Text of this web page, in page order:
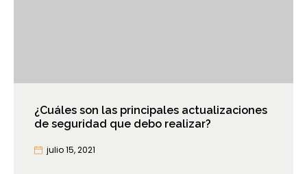
¿Cuáles son las principales actualizaciones
de seguridad que debo realizar?
julio 15, 2021